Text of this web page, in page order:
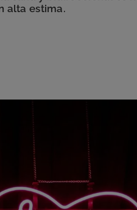
alta estima.